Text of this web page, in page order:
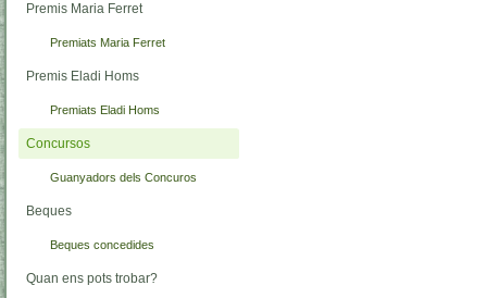
Premis Maria Ferret
Premiats Maria Ferret
Premis Eladi Homs
Premiats Eladi Homs
Concursos
Guanyadors dels Concuros
Beques
Beques concedides
Quan ens pots trobar?